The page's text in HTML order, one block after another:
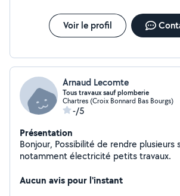
Voir le profil
Arnaud Lecomte
Tous travaux sauf plomberie
Chartres (Croix Bonnard Bas Bourgs)
-/5
Présentation
Bonjour, Possibilité de rendre plusieurs
notamment électricité petits travaux.
Aucun avis pour l'instant